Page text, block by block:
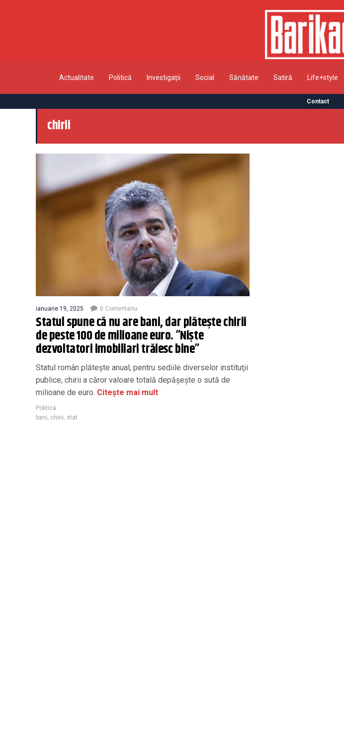
Actualitate Politică Investigații Social Sănătate Satiră Life+style
Contact
chirii
ianuarie 19, 2025 0 Comentariu
Statul spune că nu are bani, dar plătește chirii
de peste 100 de milioane euro. ”Niște
dezvoltatori imobiliari trăiesc bine”
Statul român plăteşte anual, pentru sediile diverselor instituţii
publice, chirii a căror valoare totală depăşeşte o sută de
milioane de euro. Citește mai mult
Politică
bani chirii stat